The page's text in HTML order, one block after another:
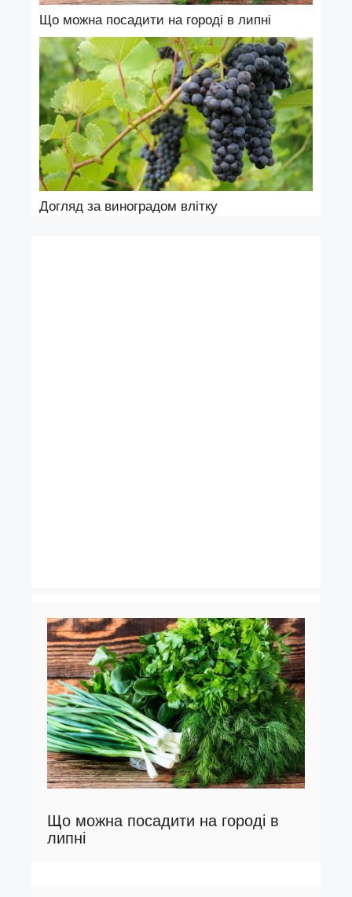
Що можна посадити на городі в липні
Догляд за виноградом влітку
Що можна посадити на городі в
липні